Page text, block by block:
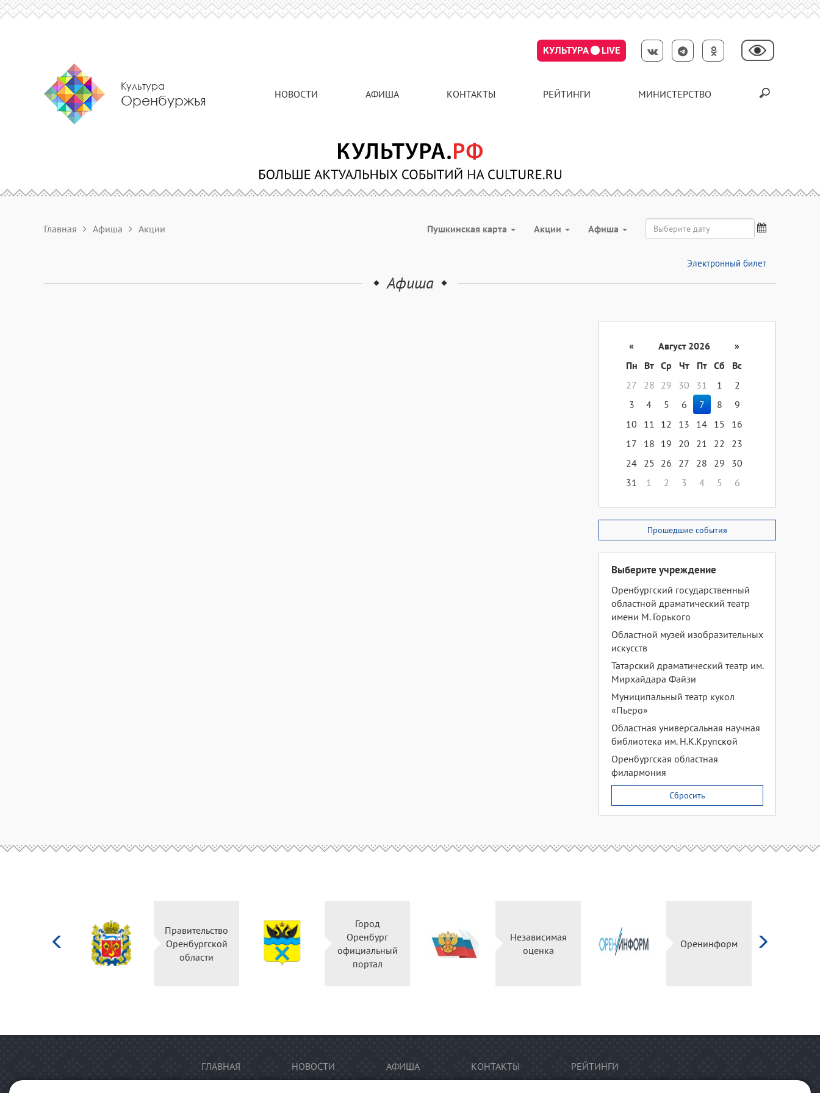
КУЛЬТУРА LIVE
Культура
Оренбуржья НОВОСТИ АФИША КОНТАКТЫ РЕЙТИНГИ МИНИСТЕРСТВО
Главная Афиша Акции Пушкинская карта Акции Aфиша
Электронный билет
Афиша
« Август 2026
»
Пн
Вт Ср Чт Пт Сб
Вс
27
28 29 30 31 1
2
3
4 5 6 7 8
9
10
11 12 13 14 15
16
17
18 19 20 21 22
23
24 25 26 27 28 29
30
31
1 2 3 4 5 6
Прошедшие события
Выберите учреждение
Оренбургский государственный
областной драматический театр
имени М. Горького
Областной музей изобразительных
искусств
Татарский драматический театр им.
Мирхайдара Файзи
Муниципальный театр кукол
«Пьеро»
Областная универсальная научная
библиотека им. Н.К.Крупской
Оренбургская областная
филармония
Сбросить
Правительство
Оренбургской
области
Город
Оренбург
официальный
портал
Независимая
оценка
Оренинформ
ГЛАВНАЯ НОВОСТИ АФИША КОНТАКТЫ РЕЙТИНГИ